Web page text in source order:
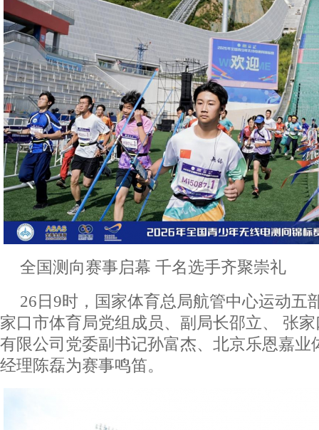
全国测向赛事启幕 千名选手齐聚崇礼
26日9时，国家体育总局航管中心运动五
家口市体育局党组成员、副局长邵立、 张
有限公司党委副书记孙富杰、北京乐恩嘉业
经理陈磊为赛事鸣笛。